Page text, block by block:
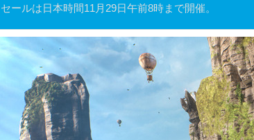
セールは日本時間11月29日午前8時まで開催。